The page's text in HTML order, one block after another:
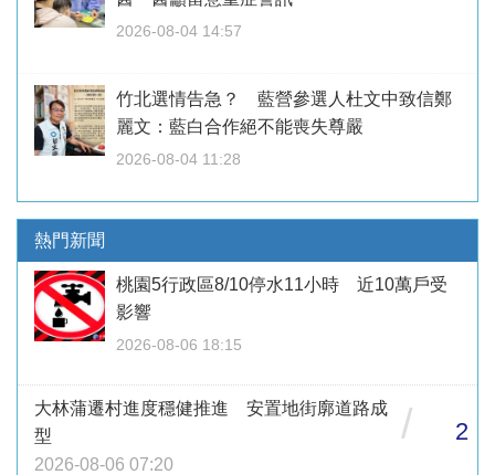
2026-08-04 14:57
竹北選情告急？ 藍營參選人杜文中致信鄭
麗文：藍白合作絕不能喪失尊嚴
2026-08-04 11:28
熱門新聞
桃園5行政區8/10停水11小時 近10萬戶受
影響
2026-08-06 18:15
大林蒲遷村進度穩健推進 安置地街廓道路成
型
2026-08-06 07:20
/ 2